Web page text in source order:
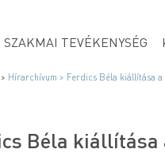
SZAKMAI TEVÉKENYSÉG
Hírarchívum > Ferdics Béla kiállítása
Béla